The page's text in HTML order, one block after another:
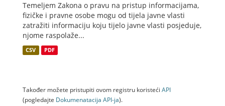
Temeljem Zakona o pravu na pristup informacijama,
fizičke i pravne osobe mogu od tijela javne vlasti
zatražiti informaciju koju tijelo javne vlasti posjeduje,
njome raspolaže...
CSV PDF
Također možete pristupiti ovom registru koristeći API
(pogledajte Dokumenаtаcijа API-jа).